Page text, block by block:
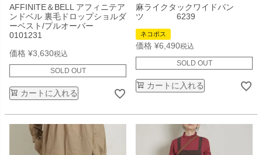
AFFINITE＆BELL アフィニテア
ンドベル 裏毛ドロップショルダ
ーベスト/プルオーバー
0101231
価格 ¥3,630税込
SOLD OUT
カートに入れる
麻ライクタックワイドパン
ツ 6239
ネコポス
価格 ¥6,490税込
SOLD OUT
カートに入れる